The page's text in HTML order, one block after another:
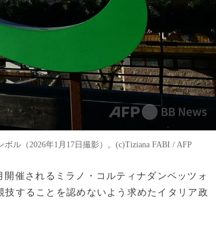
ル（2026年1月17日撮影）。(c)Tiziana FABI / AFP
催されるミラノ・コルティナダンペッツォ
することを認めないよう求めたイタリア政